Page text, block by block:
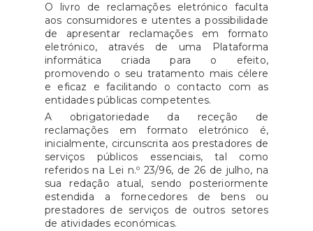
O livro de reclamações eletrónico faculta
aos consumidores e utentes a possibilidade
de apresentar reclamações em formato
eletrónico, através de uma Plataforma
informática criada para o efeito,
promovendo o seu tratamento mais célere
e eficaz e facilitando o contacto com as
entidades públicas competentes.
A obrigatoriedade da receção de
reclamações em formato eletrónico é,
inicialmente, circunscrita aos prestadores de
serviços públicos essenciais, tal como
referidos na Lei n.º 23/96, de 26 de julho, na
sua redação atual, sendo posteriormente
estendida a fornecedores de bens ou
prestadores de serviços de outros setores
de atividades económicas.